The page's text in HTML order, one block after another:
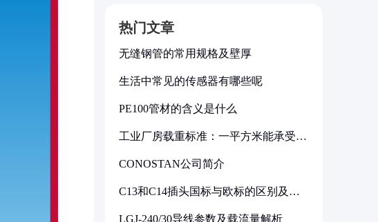
热门文章
无缝钢管的常用规格及壁厚
生活中常见的传感器有哪些呢
PE100管材的含义是什么
工业厂房载重标准：一平方米能承受多
CONOSTAN公司简介
C13和C14插头国标与欧标的区别及其
LGJ-240/30导线参数及载流量解析